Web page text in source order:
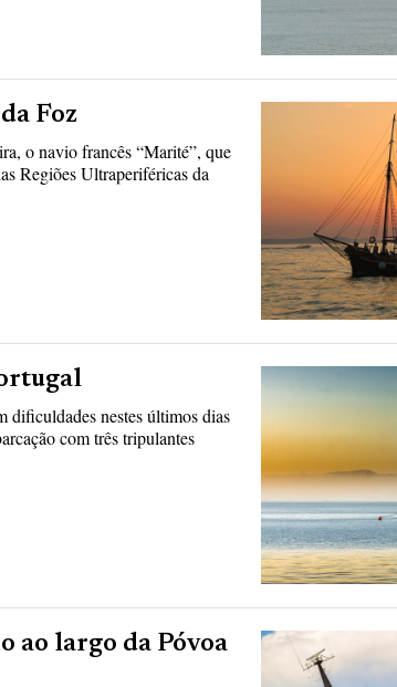
Foz
o navio francês “Marité”, que
Regiões Ultraperiféricas da
dificuldades nestes últimos dias
com três tripulantes
ao largo da Póvoa